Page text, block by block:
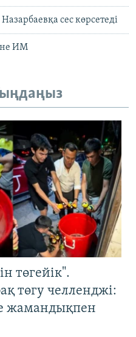
сес көрсетеді
ИМ
төгейік".
төгу челленджі:
жамандықпен